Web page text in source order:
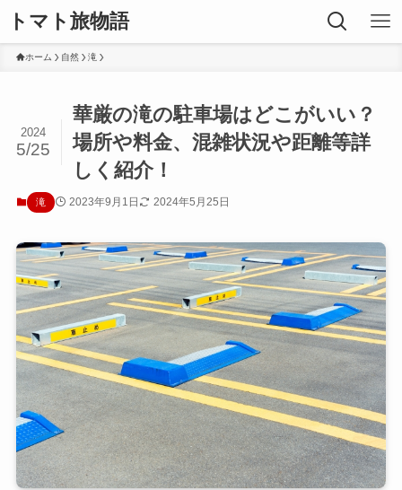
トマト旅物語
ホーム 自然 滝
華厳の滝の駐車場はどこがいい？
場所や料金、混雑状況や距離等詳
しく紹介！
2024
5/25
滝 2023年9月1日 2024年5月25日